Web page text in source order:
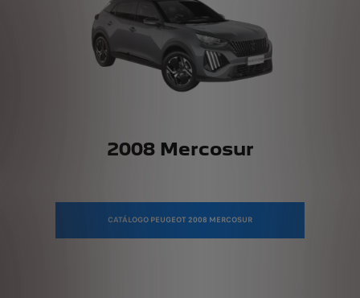
2008 Mercosur
CATÁLOGO PEUGEOT 2008 MERCOSUR